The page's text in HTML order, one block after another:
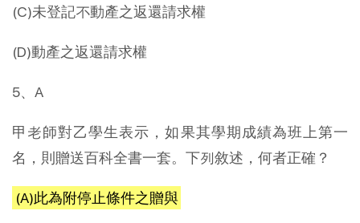
(C)未登記不動產之返還請求權
(D)動產之返還請求權
5、A
甲老師對乙學生表示，如果其學期成績為班上第一
名，則贈送百科全書一套。下列敘述，何者正確？
(A)此為附停止條件之贈與